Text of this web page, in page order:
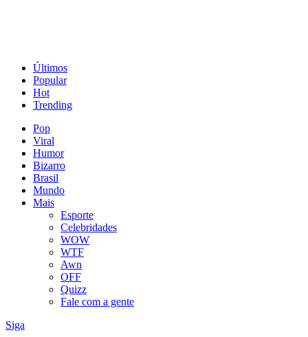
Últimos
Popular
Hot
Trending
Pop
Viral
Humor
Bizarro
Brasil
Mundo
Mais
Esporte
Celebridades
WOW
WTF
Awn
OFF
Quizz
Fale com a gente
Siga